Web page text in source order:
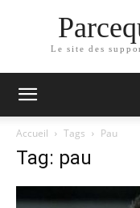
Le site des
Accueil Tags Pau
Tag: pau